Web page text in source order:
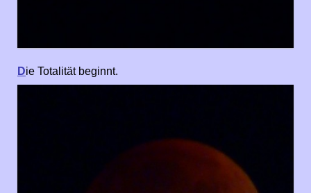
Die Totalität beginnt.